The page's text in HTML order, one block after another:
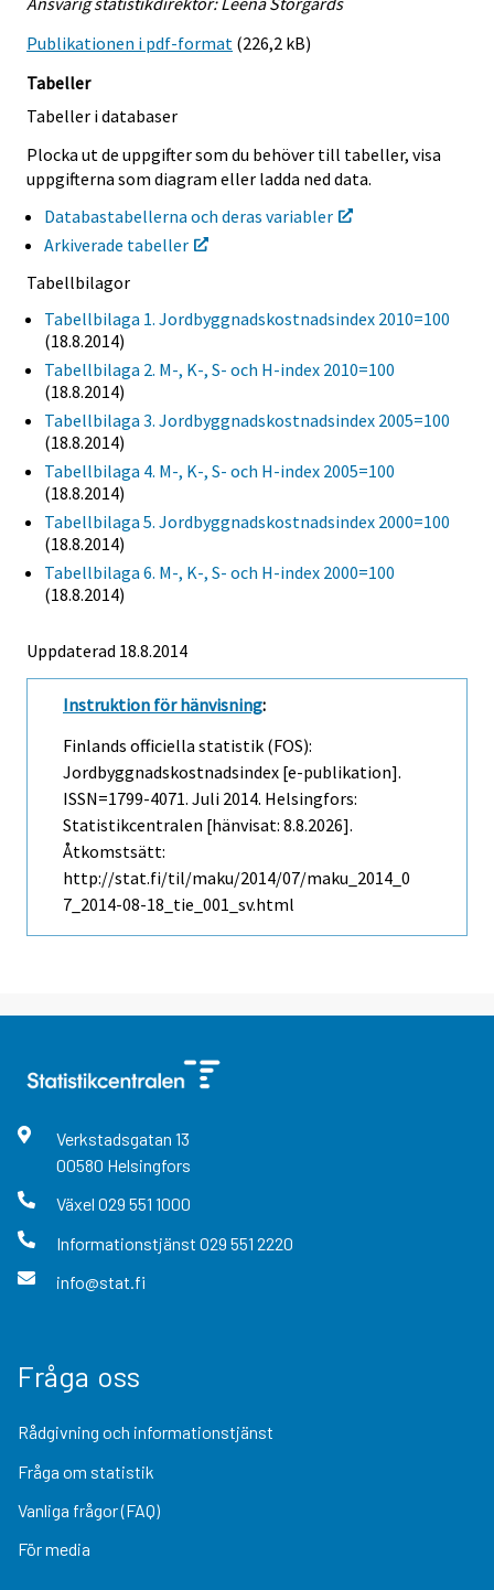
Publikationen i pdf-format (226,2 kB)
Tabeller
Tabeller i databaser
Plocka ut de uppgifter som du behöver till tabeller, visa
uppgifterna som diagram eller ladda ned data.
Databastabellerna och deras variabler
Arkiverade tabeller
Tabellbilagor
Tabellbilaga 1. Jordbyggnadskostnadsindex 2010=100
(18.8.2014)
Tabellbilaga 2. M-, K-, S- och H-index 2010=100
(18.8.2014)
Tabellbilaga 3. Jordbyggnadskostnadsindex 2005=100
(18.8.2014)
Tabellbilaga 4. M-, K-, S- och H-index 2005=100
(18.8.2014)
Tabellbilaga 5. Jordbyggnadskostnadsindex 2000=100
(18.8.2014)
Tabellbilaga 6. M-, K-, S- och H-index 2000=100
(18.8.2014)
Uppdaterad 18.8.2014
Instruktion för hänvisning:
Finlands officiella statistik (FOS):
Jordbyggnadskostnadsindex [e-publikation].
ISSN=1799-4071. Juli 2014. Helsingfors:
Statistikcentralen [hänvisat: 8.8.2026].
Åtkomstsätt:
http://stat.fi/til/maku/2014/07/maku_2014_0
7_2014-08-18_tie_001_sv.html
Verkstadsgatan 13
00580 Helsingfors
Växel 029 551 1000
Informationstjänst 029 551 2220
info@stat.fi
Fråga oss
Rådgivning och informationstjänst
Fråga om statistik
Vanliga frågor (FAQ)
För media